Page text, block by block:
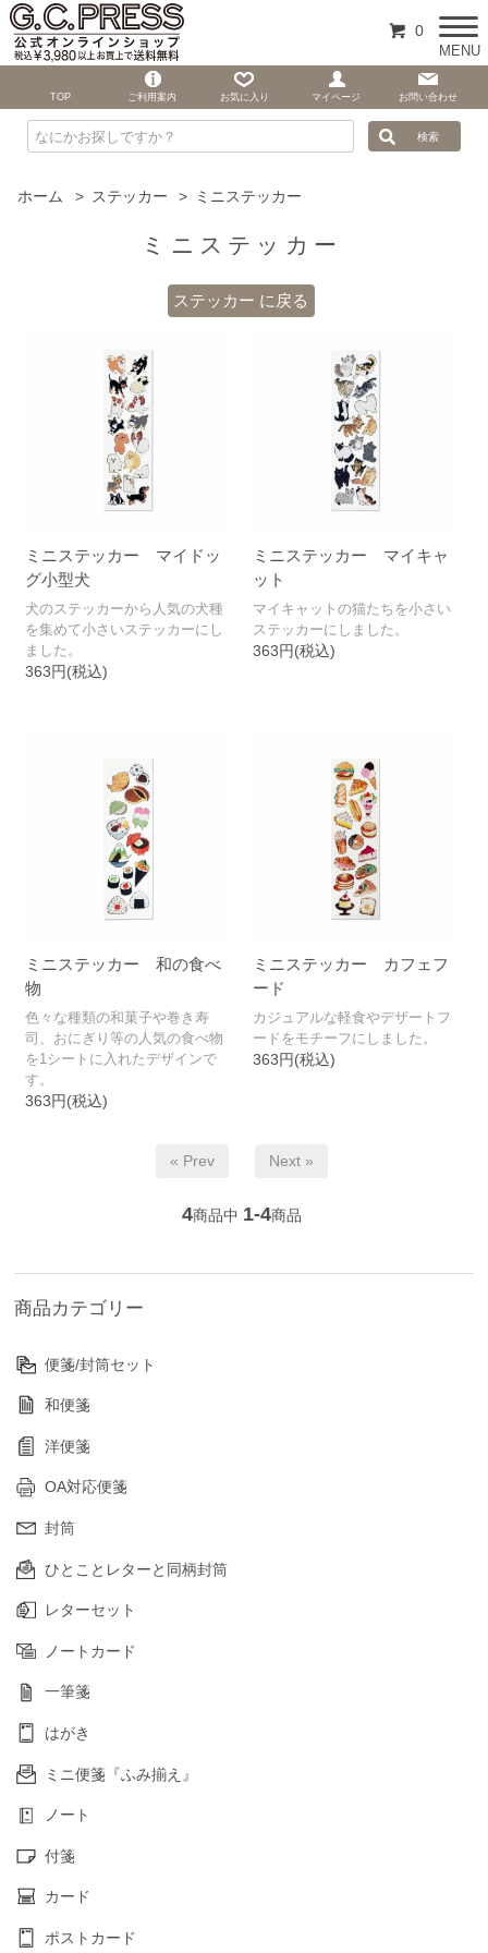
ホーム > ステッカー > ミニステッカー
ミニステッカー
ステッカー に戻る
ミニステッカー マイドッ
グ小型犬
犬のステッカーから人気の犬種
を集めて小さいステッカーにし
ました。
363円(税込)
ミニステッカー マイキャ
ット
マイキャットの猫たちを小さい
ステッカーにしました。
363円(税込)
ミニステッカー 和の食べ
物
色々な種類の和菓子や巻き寿
司、おにぎり等の人気の食べ物
を1シートに入れたデザインで
す。
363円(税込)
ミニステッカー カフェフ
ード
カジュアルな軽食やデザートフ
ードをモチーフにしました。
363円(税込)
« Prev Next »
4商品中 1-4商品
商品カテゴリー
便箋/封筒セット
和便箋
洋便箋
OA対応便箋
封筒
ひとことレターと同柄封筒
レターセット
ノートカード
一筆箋
はがき
ミニ便箋『ふみ揃え』
ノート
付箋
カード
ポストカード
0
MENU
TOP ご利用案内 お気に入り マイページ お問い合わせ